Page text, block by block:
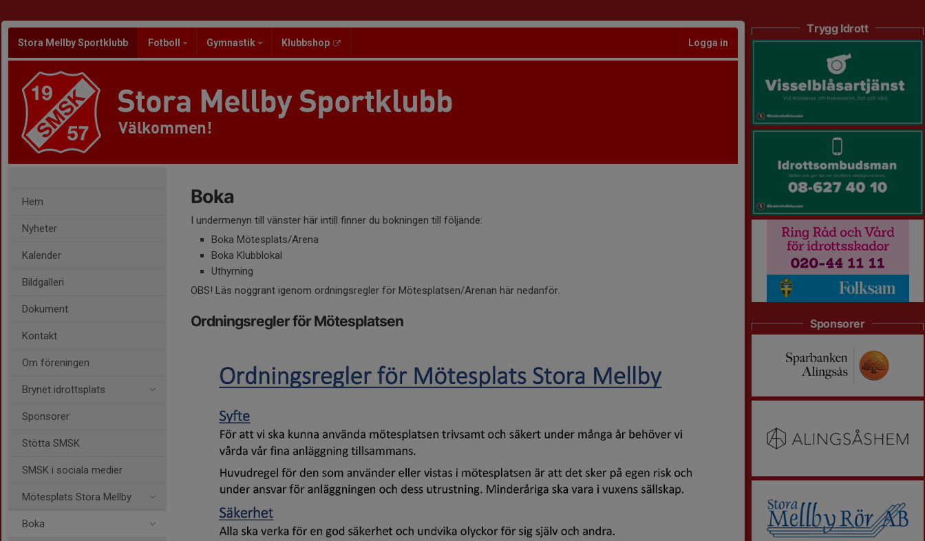
Stora Mellby Sportklubb Fotboll Gymnastik Klubbshop Logga in
Stora Mellby Sportklubb
Välkommen!
Hem
Nyheter
Kalender
Bildgalleri
Dokument
Kontakt
Om föreningen
Brynet idrottsplats
Sponsorer
Stötta SMSK
SMSK i sociala medier
Mötesplats Stora Mellby
Boka
Boka
I undermenyn till vänster här intill finner du bokningen till följande:
Boka Mötesplats/Arena
Boka Klubblokal
Uthyrning
OBS! Läs noggrant igenom ordningsregler för Mötesplatsen/Arenan här nedanför.
Ordningsregler för Mötesplatsen
Trygg Idrott
Sponsorer